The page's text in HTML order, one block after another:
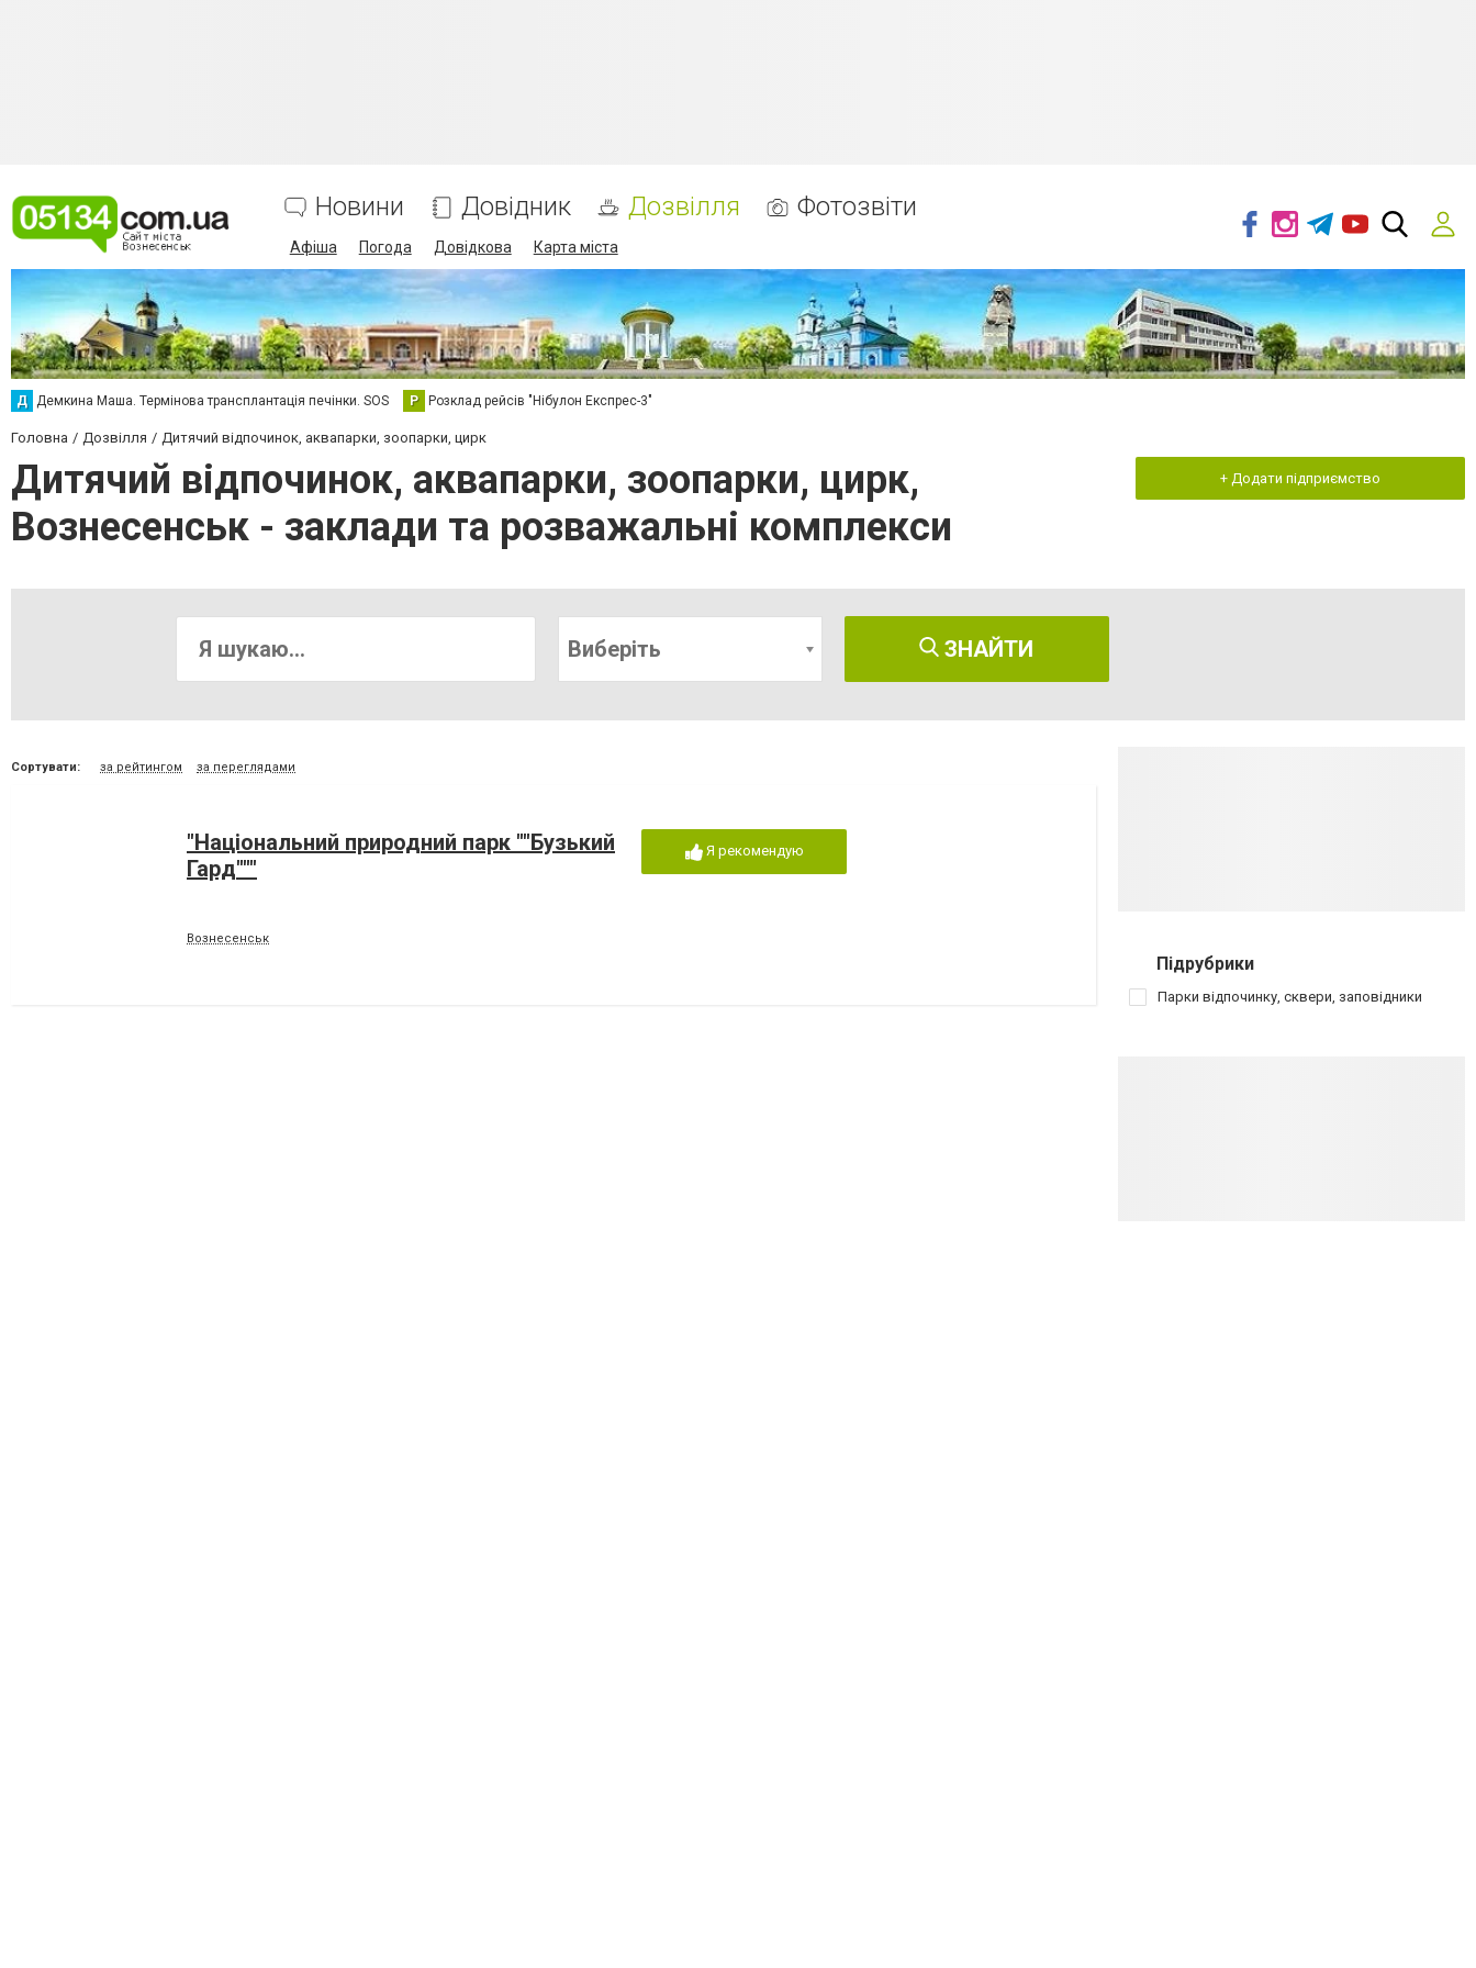
Новини Довідник Дозвілля Фотозвіти
Афіша Погода Довідкова Карта міста
Д Демкина Маша. Термінова трансплантація печінки. SOS Р Розклад рейсів "Нібулон Експрес-3"
Головна Дозвілля Дитячий відпочинок, аквапарки, зоопарки, цирк
Дитячий відпочинок, аквапарки, зоопарки, цирк,
Вознесенськ - заклади та розважальні комплекси
+ Додати підприємство
Виберіть ЗНАЙТИ
Сортувати: за рейтингом за переглядами
"Національний природний парк ""Бузький
Гард"""
Вознесенськ
Я рекомендую
Підрубрики
Парки відпочинку, сквери, заповідники